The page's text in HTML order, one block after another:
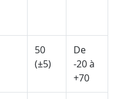
50
(±5)
De
-20 à
+70